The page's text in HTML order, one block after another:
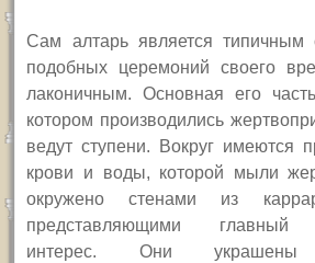
Сам алтарь является типичным
подобных церемоний своего
лаконичным. Основная его
котором производились
ведут ступени. Вокруг имеются
крови и воды, которой мыли
окружено стенами из
представляющими главный
интерес. Они украшены